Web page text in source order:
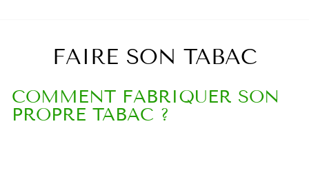
FAIRE SON TABAC
COMMENT FABRIQUER SON
PROPRE TABAC ?